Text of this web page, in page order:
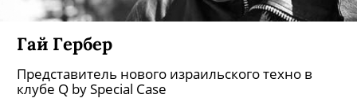
Гай Гербер
Представитель нового израильского техно в
клубе Q by Special Case